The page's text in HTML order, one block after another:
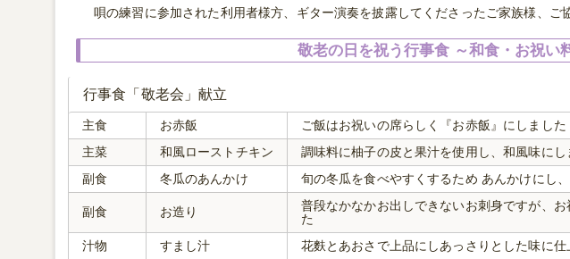
唄の練習に参加された利用者様方、ギター演奏を披露してくださったご家族様、ご
敬老の日を祝う行事食 ～和食・お祝い
行事食「敬老会」献立
主食 お赤飯
ご飯はお祝いの席らしく『お赤飯』にしました
主菜
和風ローストチキン
調味料に柚子の皮と果汁を使用し、和風味にし
副食
冬瓜のあんかけ 旬の冬瓜を食べやすくするため あんかけにし
副食 お造り
普段なかなかお出しできないお刺身ですが、
た
汁物
すまし汁 花麩とあおさで上品にしあっさりとした味に仕